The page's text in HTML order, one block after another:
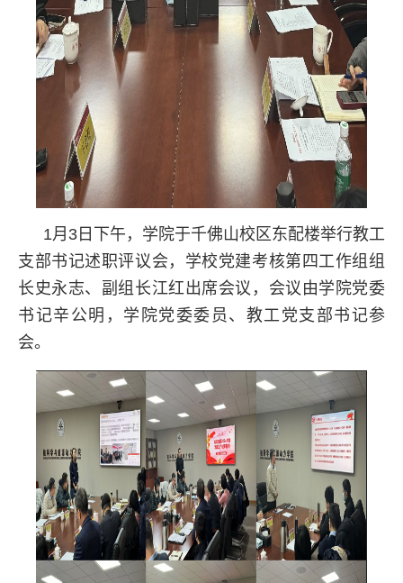
1月3日下午，学院于千佛山校区东配楼举行教工
支部书记述职评议会，学校党建考核第四工作组组
长史永志、副组长江红出席会议，会议由学院党委
书记辛公明，学院党委委员、教工党支部书记参
会。